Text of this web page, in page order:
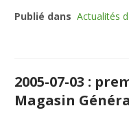
Publié dans Actualités
2005-07-03 :
Magasin